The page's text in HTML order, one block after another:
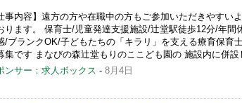
事内容】遠方の方や在職中の方もご参加いただきやすい
ります。 保育士/児童発達支援施設/辻堂駅徒歩12分/年
/ブランクOK/子どもたちの「キラリ」を支える療育保育
集です まなびの森辻堂もりのここども園の 施設内に併
ンサー：求人ボックス - 8月4日